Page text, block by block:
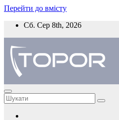
Перейти до вмісту
Сб. Сер 8th, 2026